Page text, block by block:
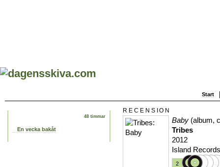
Start
48 timmar
En vecka bakåt
RECENSION
Baby (album,
Tribes
2012
Island
2